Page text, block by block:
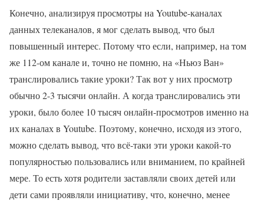
Конечно, анализируя просмотры на Youtube-каналах
данных телеканалов, я мог сделать вывод, что был
повышенный интерес. Потому что если, например, на том
же 112-ом канале и, точно не помню, на «Ньюз Ван»
транслировались такие уроки? Так вот у них просмотр
обычно 2-3 тысячи онлайн. А когда транслировались эти
уроки, было более 10 тысяч онлайн-просмотров именно на
их каналах в Youtube. Поэтому, конечно, исходя из этого,
можно сделать вывод, что всё-таки эти уроки какой-то
популярностью пользовались или вниманием, по крайней
мере. То есть хотя родители заставляли своих детей или
дети сами проявляли инициативу, что, конечно, менее